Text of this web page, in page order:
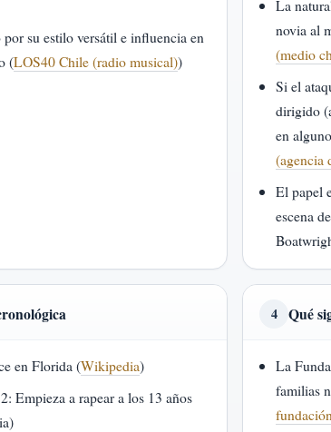
su estilo versátil e influencia en
(LOS40 Chile (radio musical))
La
novia al
(medio
Si el
dirigido
en
(agencia
El papel
escena
en Florida (Wikipedia)
Empieza a rapear a los 13 años
4 Qué
La
familias